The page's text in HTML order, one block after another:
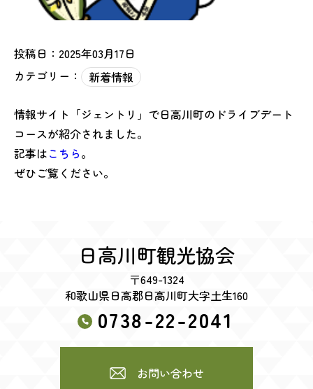
投稿日：2025年03月17日
カテゴリー：
新着情報
情報サイト「ジェントリ」で日高川町のドライブデート
コースが紹介されました。
記事はこちら。
ぜひご覧ください。
日高川町観光協会
〒649-1324
和歌山県日高郡日高川町大字土生160
0738-22-2041
お問い合わせ